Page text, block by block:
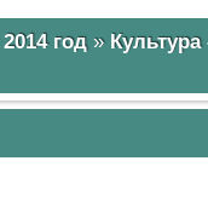
год»